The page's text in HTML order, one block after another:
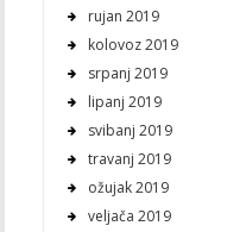
rujan 2019
kolovoz 2019
srpanj 2019
lipanj 2019
svibanj 2019
travanj 2019
ožujak 2019
veljača 2019